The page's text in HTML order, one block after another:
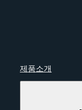
제품소개